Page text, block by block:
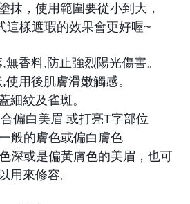
抹，使用範圍要從小到大，
這樣遮瑕的效果會更好喔~
香料,防止強烈陽光傷害。
使用後肌膚滑嫩觸感。
細紋及雀斑。
偏白美眉 或打亮T字部位
般的膚色或偏白膚色
深或是偏黃膚色的美眉，也可
以用來修容。